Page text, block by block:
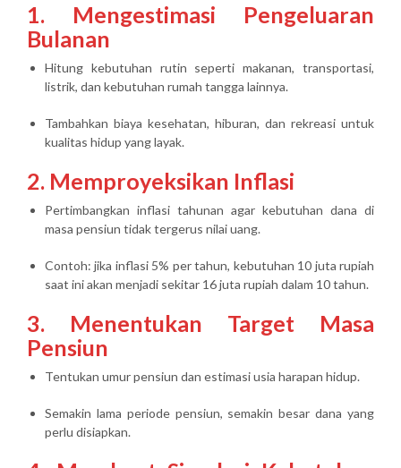
1. Mengestimasi Pengeluaran
Bulanan
Hitung kebutuhan rutin seperti makanan, transportasi,
listrik, dan kebutuhan rumah tangga lainnya.
Tambahkan biaya kesehatan, hiburan, dan rekreasi untuk
kualitas hidup yang layak.
2. Memproyeksikan Inflasi
Pertimbangkan inflasi tahunan agar kebutuhan dana di
masa pensiun tidak tergerus nilai uang.
Contoh: jika inflasi 5% per tahun, kebutuhan 10 juta rupiah
saat ini akan menjadi sekitar 16 juta rupiah dalam 10 tahun.
3. Menentukan Target Masa
Pensiun
Tentukan umur pensiun dan estimasi usia harapan hidup.
Semakin lama periode pensiun, semakin besar dana yang
perlu disiapkan.